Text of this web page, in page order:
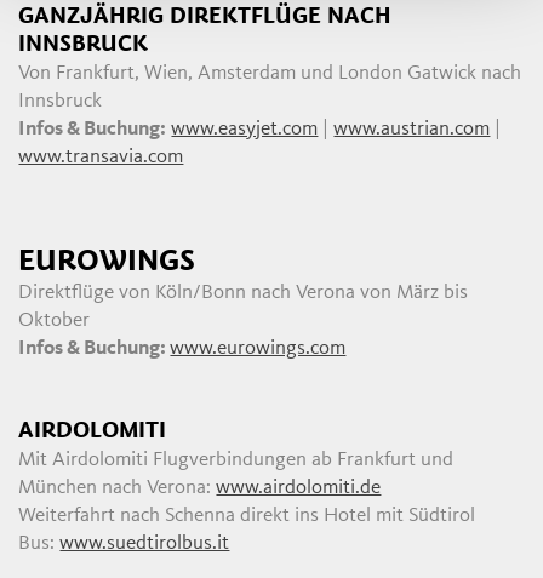
GANZJÄHRIG DIREKTFLÜGE NACH
INNSBRUCK
Von Frankfurt, Wien, Amsterdam und London Gatwick nach
Innsbruck
Infos & Buchung: www.easyjet.com |www.austrian.com
www.transavia.com
EUROWINGS
Direktflüge von Köln/Bonn nach Verona von März bis
Oktober
Infos & Buchung:www.eurowings.com
AIRDOLOMITI
Mit Airdolomiti Flugverbindungen ab Frankfurt und
München nach Verona:www.airdolomiti.de
Weiterfahrt nach Schenna direkt ins Hotel mit Südtirol
Bus:www.suedtirolbus.it